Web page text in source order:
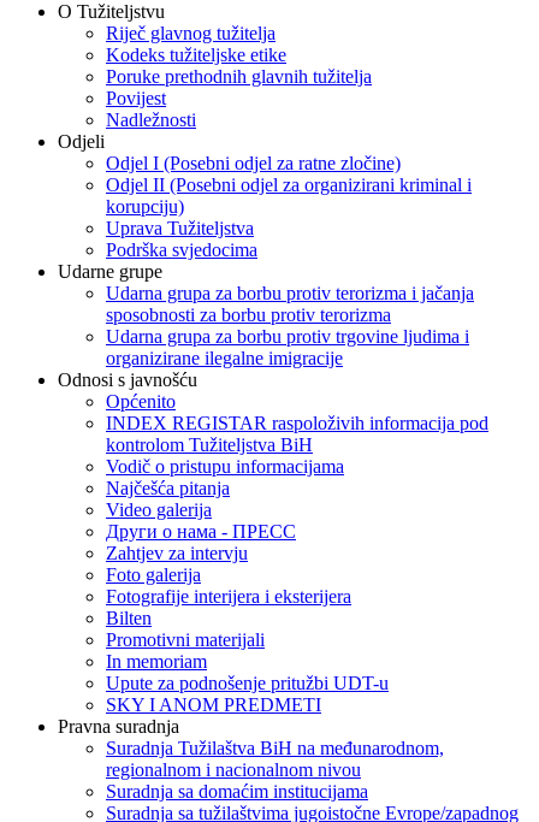
O Tužiteljstvu
Riječ glavnog tužitelja
Kodeks tužiteljske etike
Poruke prethodnih glavnih tužitelja
Povijest
Nadležnosti
Odjeli
Odjel I (Posebni odjel za ratne zločine)
Odjel II (Posebni odjel za organizirani kriminal i
korupciju)
Uprava Tužiteljstva
Podrška svjedocima
Udarne grupe
Udarna grupa za borbu protiv terorizma i jačanja
sposobnosti za borbu protiv terorizma
Udarna grupa za borbu protiv trgovine ljudima i
organizirane ilegalne imigracije
Odnosi s javnošću
Općenito
INDEX REGISTAR raspoloživih informacija pod
kontrolom Tužiteljstva BiH
Vodič o pristupu informacijama
Najčešća pitanja
Video galerija
Други о нама - ПРЕСC
Zahtjev za intervju
Foto galerija
Fotografije interijera i eksterijera
Bilten
Promotivni materijali
In memoriam
Upute za podnošenje pritužbi UDT-u
SKY I ANOM PREDMETI
Pravna suradnja
Suradnja Tužilaštva BiH na međunarodnom,
regionalnom i nacionalnom nivou
Suradnja sa domaćim institucijama
Suradnja sa tužilaštvima jugoistočne Evrope/zapadnog